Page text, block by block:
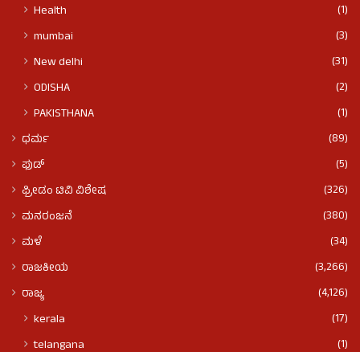
Health
(1)
mumbai
(3)
New delhi
(31)
ODISHA
(2)
PAKISTHANA
(1)
ಧರ್ಮ
(89)
ಫುಡ್​​
(5)
ಫ್ರೀಡಂ ಟಿವಿ ವಿಶೇಷ
(326)
ಮನರಂಜನೆ
(380)
ಮಳೆ
(34)
ರಾಜಕೀಯ
(3,266)
ರಾಜ್ಯ
(4,126)
kerala
(17)
telangana
(1)